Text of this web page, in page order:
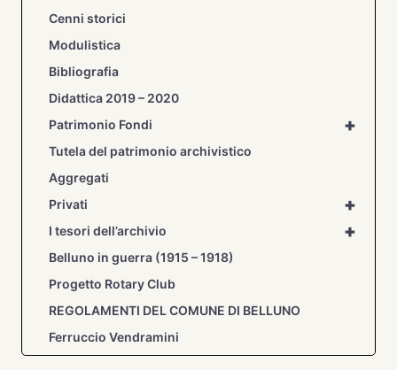
Cenni storici
Modulistica
Bibliografia
Didattica 2019 – 2020
+
Patrimonio Fondi
Tutela del patrimonio archivistico
Aggregati
+
Privati
+
I tesori dell’archivio
Belluno in guerra (1915 – 1918)
Progetto Rotary Club
REGOLAMENTI DEL COMUNE DI BELLUNO
Ferruccio Vendramini